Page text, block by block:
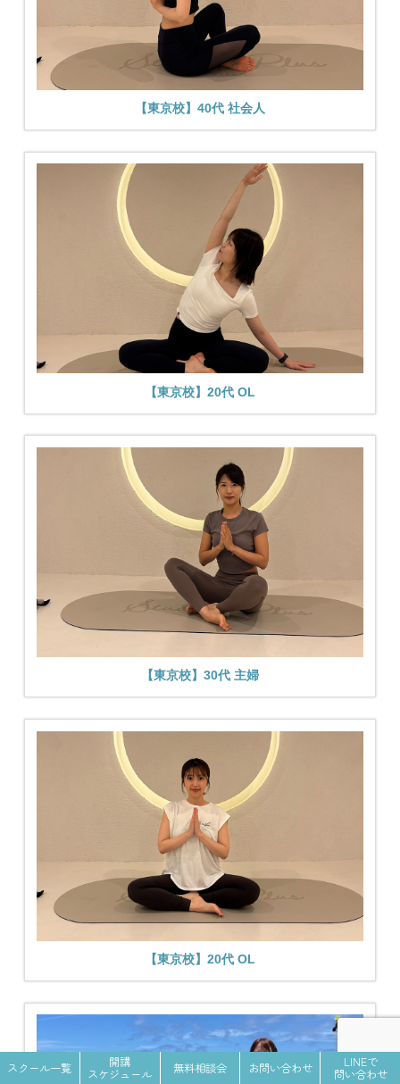
【東京校】40代 社会人
【東京校】20代 OL
【東京校】30代 主婦
【東京校】20代 OL
スクール一覧 開講
スケジュール 無料相談会 お問い合わせ LINEで
問い合わせ